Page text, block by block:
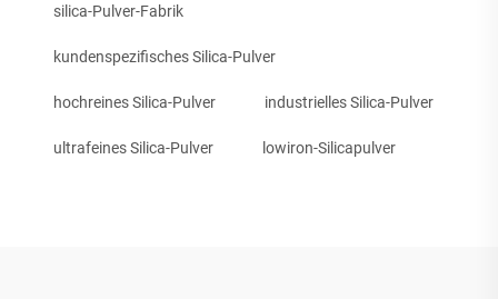
silica-Pulver-Fabrik
kundenspezifisches Silica-Pulver
hochreines Silica-Pulver industrielles Silica-Pulver
ultrafeines Silica-Pulver lowiron-Silicapulver